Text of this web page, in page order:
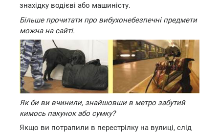
знахідку водієві або машиністу.
Більше прочитати про вибухонебезпечні предмети
можна на сайті.
Як би ви вчинили, знайшовши в метро забутий
кимось пакунок або сумку?
Якщо ви потрапили в перестрілку на вулиці, слід